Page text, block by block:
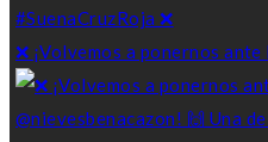
❌ ¡Volvemos a ponernos